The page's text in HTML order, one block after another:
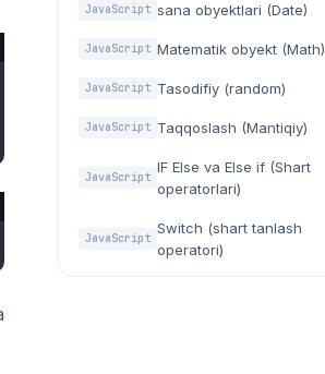
JavaScript sana obyektlari (Date)
JavaScript Matematik obyekt (Math)
JavaScript Tasodifiy (random)
JavaScript Taqqoslash (Mantiqiy)
JavaScript
IF Else va Else if (Shart
operatorlari)
JavaScript
Switch (shart tanlash
operatori)